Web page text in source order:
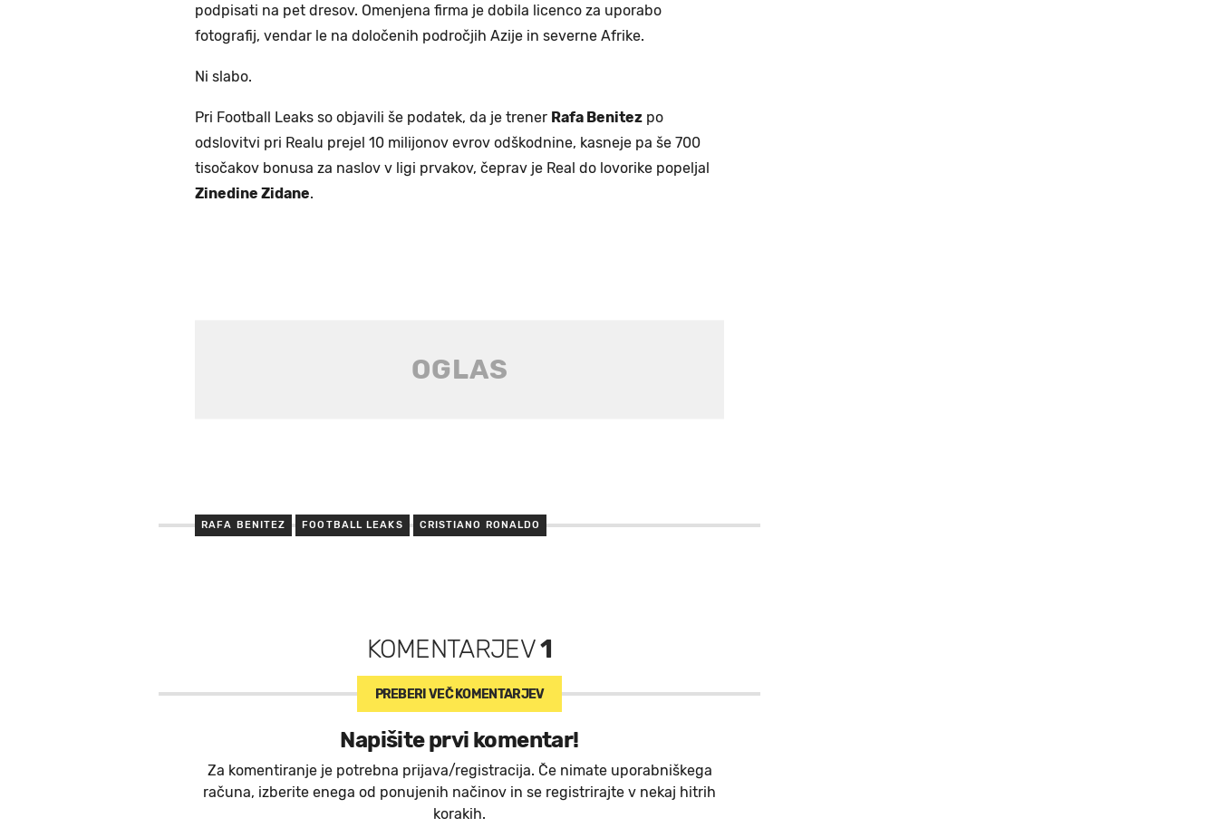
podpisati na pet dresov. Omenjena firma je dobila licenco za uporabo
fotografij, vendar le na določenih področjih Azije in severne Afrike.
Ni slabo.
Pri Football Leaks so objavili še podatek, da je trener Rafa Benitez po
odslovitvi pri Realu prejel 10 milijonov evrov odškodnine, kasneje pa še 700
tisočakov bonusa za naslov v ligi prvakov, čeprav je Real do lovorike popeljal
Zinedine Zidane.
RAFA BENITEZ FOOTBALL LEAKS CRISTIANO RONALDO
KOMENTARJEV1
PREBERI VEČ KOMENTARJEV
Napišite prvi komentar!
Za komentiranje je potrebna prijava/registracija. Če nimate uporabniškega
računa, izberite enega od ponujenih načinov in se registrirajte v nekaj hitrih
korakih.